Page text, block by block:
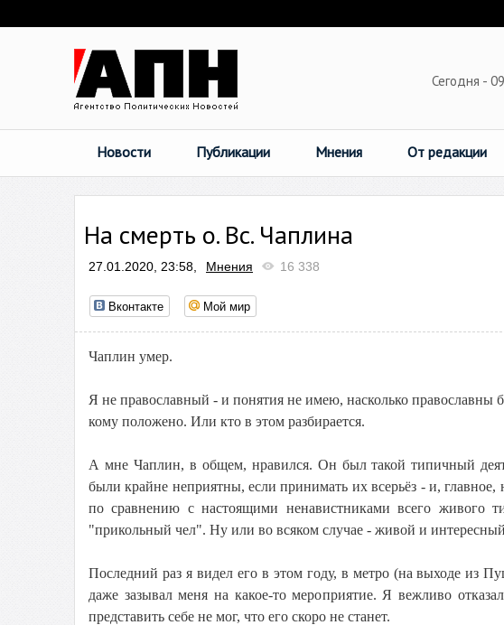
Сегодня -
Новости Публикации Мнения От редакции
На смерть о. Вс. Чаплина
27.01.2020, 23:58, Мнения 16 338
Вконтакте Мой мир
Чаплин умер.
Я не православный - и понятия не имею, насколько православны
кому положено. Или кто в этом разбирается.
А мне Чаплин, в общем, нравился. Он был такой типичный
были крайне неприятны, если принимать их всерьёз - и,
по сравнению с настоящими ненавистниками всего живого
"прикольный чел". Ну или во всяком случае - живой и
Последний раз я видел его в этом году, в метро (на выходе из
даже зазывал меня на какое-то мероприятие. Я вежливо
представить себе не мог, что его скоро не станет.